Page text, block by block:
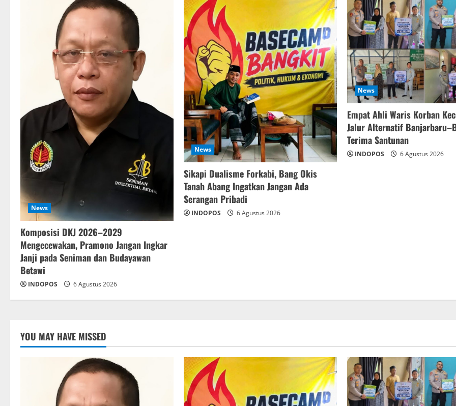
News
Komposisi DKJ 2026–2029
Mengecewakan, Pramono Jangan Ingkar
Janji pada Seniman dan Budayawan
Betawi
INDOPOS 6 Agustus 2026
News
Sikapi Dualisme Forkabi, Bang Okis
Tanah Abang Ingatkan Jangan Ada
Serangan Pribadi
INDOPOS 6 Agustus 2026
News
Empat Ahli Waris Korban
Jalur Alternatif
Terima Santunan
INDOPOS 6 Agustus 2026
YOU MAY HAVE MISSED